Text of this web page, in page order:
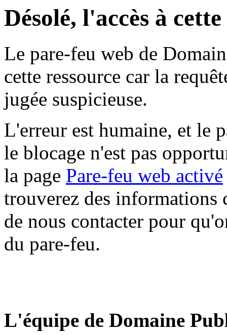
Désolé, l'accès à
Le pare-feu web de
cette ressource car la
jugée suspicieuse.
L'erreur est humaine, et le
le blocage n'est pas
la page Pare-feu web activé
trouverez des informations
de nous contacter pour
du pare-feu.
L'équipe de Domaine